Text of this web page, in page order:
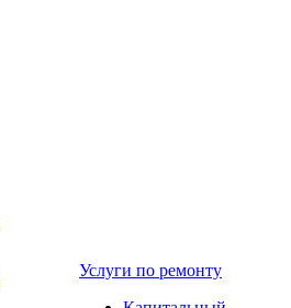
Услуги по ремонту